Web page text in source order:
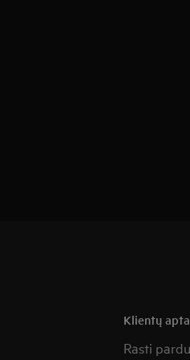
Klientų
Rasti